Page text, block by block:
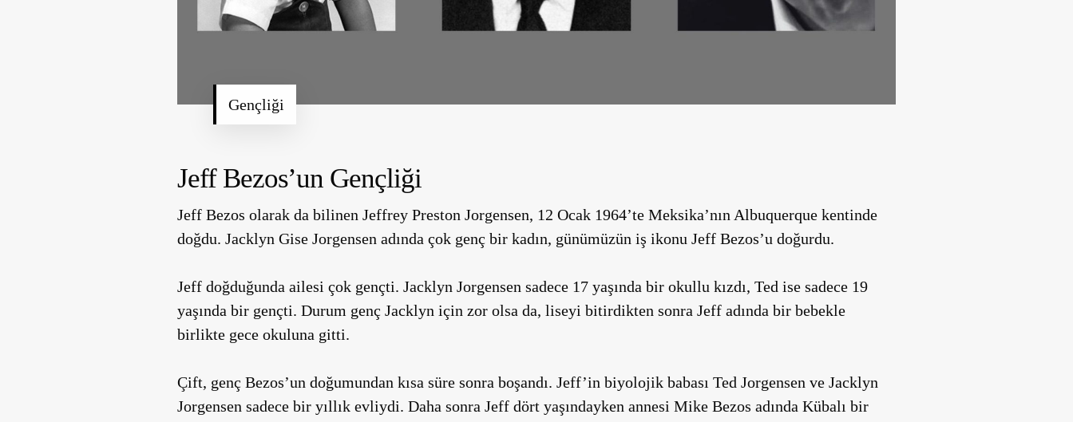
Gençliği
Jeff Bezos’un Gençliği
Jeff Bezos olarak da bilinen Jeffrey Preston Jorgensen, 12 Ocak 1964’te Meksika’nın Albuquerque kentinde
doğdu. Jacklyn Gise Jorgensen adında çok genç bir kadın, günümüzün iş ikonu Jeff Bezos’u doğurdu.
Jeff doğduğunda ailesi çok gençti. Jacklyn Jorgensen sadece 17 yaşında bir okullu kızdı, Ted ise sadece 19
yaşında bir gençti. Durum genç Jacklyn için zor olsa da, liseyi bitirdikten sonra Jeff adında bir bebekle
birlikte gece okuluna gitti.
Çift, genç Bezos’un doğumundan kısa süre sonra boşandı. Jeff’in biyolojik babası Ted Jorgensen ve Jacklyn
Jorgensen sadece bir yıllık evliydi. Daha sonra Jeff dört yaşındayken annesi Mike Bezos adında Kübalı bir